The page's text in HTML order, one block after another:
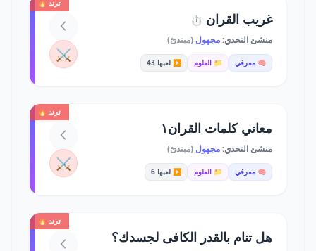
ترند 🔥
غريب القران ⏱️
منشئ التحدي:مجهول (مبتدئ)
🧠 معرفي 📁 العلوم ▶️ لعبها 43 ⚔️
ترند 🔥
معاني كلمات القران١
منشئ التحدي:مجهول (مبتدئ)
🧠 معرفي 📁 العلوم ▶️ لعبها 6 ⚔️
ترند 🔥
هل تنام بالقدر الكافى لجسدك؟